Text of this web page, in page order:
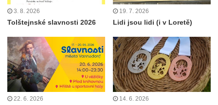
3. 8. 2026
Tolštejnské slavnosti 2026
19. 7. 2026
Lidi jsou lidi (i v Loretě)
22. 6. 2026 14. 6. 2026